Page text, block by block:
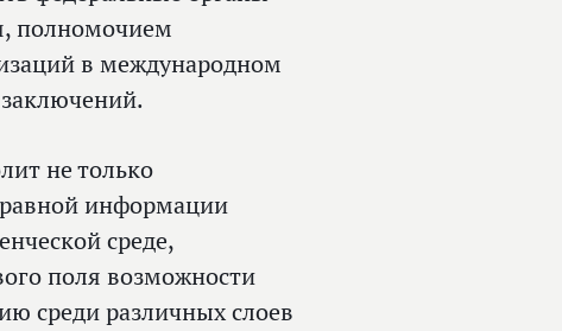
полномочием
в международном
не только
информации
среде,
поля возможности
среди различных слоев